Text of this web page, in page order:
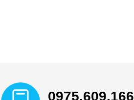
0975.609.166